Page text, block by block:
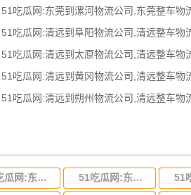
51吃瓜网:东莞到河南省物流专线,东莞到河南省物流公司 51吃瓜网:东莞到湖南省物流专线,东莞到湖南省物流公司